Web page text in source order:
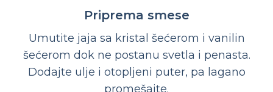
Priprema smese
Umutite jaja sa kristal šećerom i vanilin
šećerom dok ne postanu svetla i penasta.
Dodajte ulje i otopljeni puter, pa lagano
promešajte.